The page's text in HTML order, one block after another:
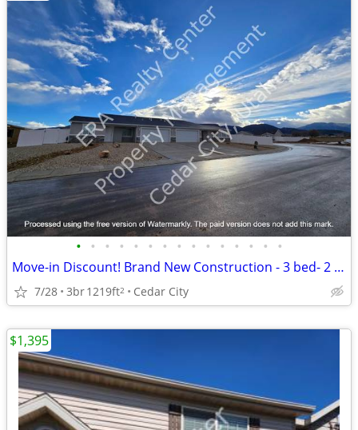
• • • • • • • • • • • • • • •
Move-in Discount! Brand New Construction - 3 bed- 2 bath 4 Plex (3975)
7/28 3br1219ft2 Cedar City
$1,395